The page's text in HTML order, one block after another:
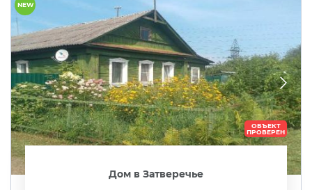
NEW
ОБЪЕКТ
ПРОВЕРЕН
Дом в Затверечье